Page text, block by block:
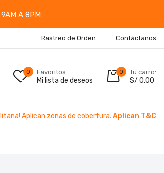
A 8PM
Rastreo de Orden Contáctanos
0 Favoritos
Mi lista de deseos
0 Tu carro:
S/ 0.00
Aplican zonas de cobertura. Aplican T&C